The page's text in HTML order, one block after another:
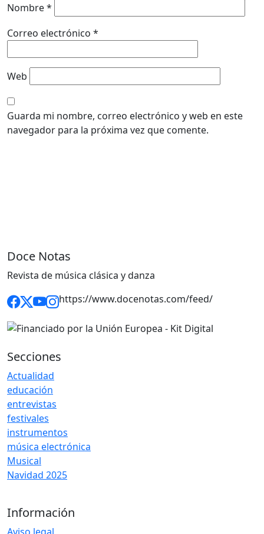
Nombre*
Correo electrónico *
Web
Guarda mi nombre, correo electrónico y web en este
navegador para la próxima vez que comente.
Doce Notas
Revista de música clásica y danza
https://www.docenotas.com/feed/
Secciones
Actualidad
educación
entrevistas
festivales
instrumentos
música electrónica
Musical
Navidad 2025
Información